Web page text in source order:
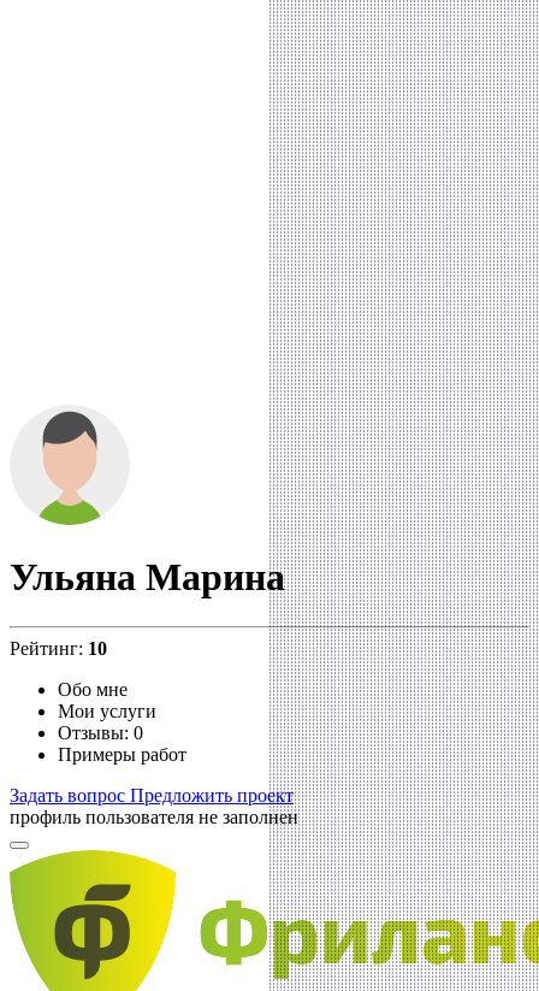
Ульяна Марина
Рейтинг: 10
Обо мне
Мои услуги
Отзывы: 0
Примеры работ
Задать вопрос Предложить проект
профиль пользователя не заполнен